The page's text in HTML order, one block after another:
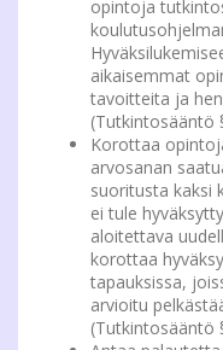
opintoja
aikaisemmat
tavoitteita ja
(Tutkintosääntö
Korottaa
arvosanan
suoritusta kaksi
ei tule
aloitettava
korottaa
tapauksissa,
arvioitu
(Tutkintosääntö